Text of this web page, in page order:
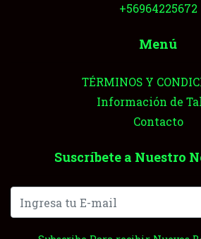
+56964225672
Menú
TÉRMINOS Y
Información de
Contacto
Suscríbete a Nuestro